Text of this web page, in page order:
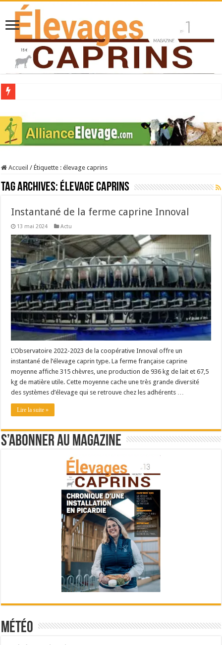
Stress thermique : quelles solutions concrètes pour protéger son troupeau ?
40 ans du Space : une présentation caprine quotidienne
La collecte de lait de chèvre confirme son rebond
Accueil / Étiquette :élevage caprins
Tag Archives: élevage caprins
Instantané de la ferme caprine Innoval
13 mai 2024 Actu
L’Observatoire 2022-2023 de la coopérative Innoval offre un
instantané de l’élevage caprin type. La ferme française caprine
moyenne affiche 315 chèvres, une production de 936 kg de lait et 67,5
kg de matière utile. Cette moyenne cache une très grande diversité
des systèmes d’élevage qui se retrouve chez les adhérents …
Lire la suite »
S’abonner au magazine
Météo